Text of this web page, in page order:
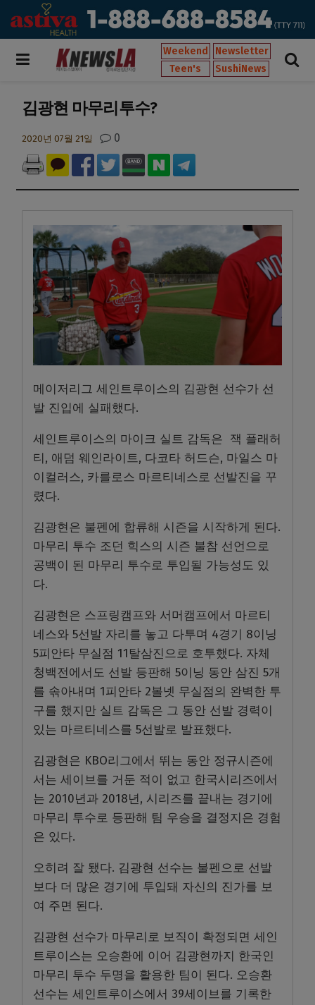
Weekend
Newsletter
Teen's
SushiNews
김광현 마무리투수?
2020년 07월 21일 0
메이저리그 세인트루이스의 김광현 선수가 선
발 진입에 실패했다.
세인트루이스의 마이크 실트 감독은 잭 플래허
티, 애덤 웨인라이트, 다코타 허드슨, 마일스 마
이컬러스, 카를로스 마르티네스로 선발진을 꾸
렸다.
김광현은 불펜에 합류해 시즌을 시작하게 된다.
마무리 투수 조던 힉스의 시즌 불참 선언으로
공백이 된 마무리 투수로 투입될 가능성도 있
다.
김광현은 스프링캠프와 서머캠프에서 마르티
네스와 5선발 자리를 놓고 다투며 4경기 8이닝
5피안타 무실점 11탈삼진으로 호투했다. 자체
청백전에서도 선발 등판해 5이닝 동안 삼진 5개
를 솎아내며 1피안타 2볼넷 무실점의 완벽한 투
구를 했지만 실트 감독은 그 동안 선발 경력이
있는 마르티네스를 5선발로 발표했다.
김광현은 KBO리그에서 뛰는 동안 정규시즌에
서는 세이브를 거둔 적이 없고 한국시리즈에서
는 2010년과 2018년, 시리즈를 끝내는 경기에
마무리 투수로 등판해 팀 우승을 결정지은 경험
은 있다.
오히려 잘 됐다. 김광현 선수는 불펜으로 선발
보다 더 많은 경기에 투입돼 자신의 진가를 보
여 주면 된다.
김광현 선수가 마무리로 보직이 확정되면 세인
트루이스는 오승환에 이어 김광현까지 한국인
마무리 투수 두명을 활용한 팀이 된다. 오승환
선수는 세인트루이스에서 39세이브를 기록한